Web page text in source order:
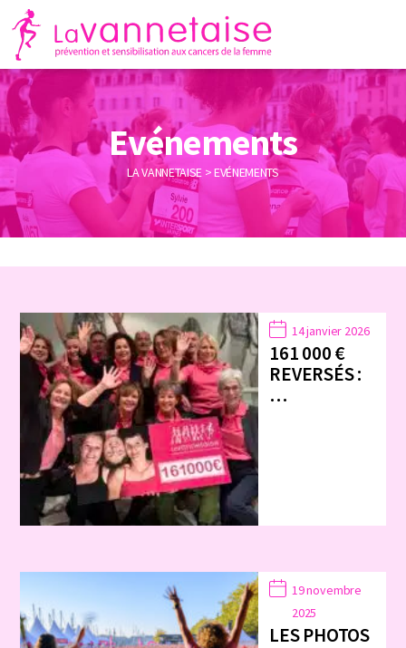
Evénements
LA VANNETAISE>EVÉNEMENTS
14 janvier 2026
161 000 €
REVERSÉS :
…
19 novembre
2025
LES PHOTOS